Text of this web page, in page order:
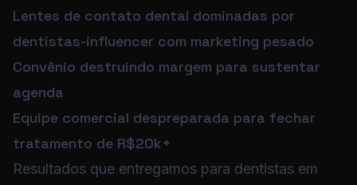
Lentes de contato dental dominadas por
dentistas-influencer com marketing pesado
Convênio destruindo margem para sustentar
agenda
Equipe comercial despreparada para fechar
tratamento de R$20k+
Resultados que entregamos para dentistas em